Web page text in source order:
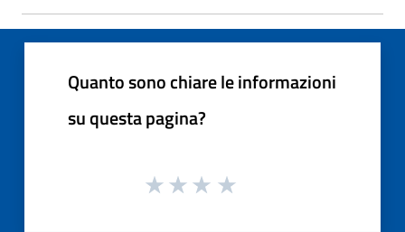
Quanto sono chiare le informazioni
su questa pagina?